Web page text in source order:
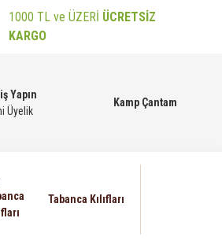
1000 TL ve ÜZERİ ÜCRETSİZ
KARGO
Yapın
Üyelik
Kamp Çantam
Tabanca Kılıfları